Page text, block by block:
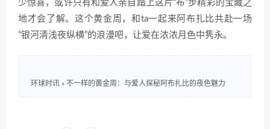
少惊喜，或许只有和爱人亲自踏上这片“布”步精彩的宝藏之
地才会了解。这个黄金周，和ta一起来阿布扎比共赴一场
“银河清浅夜纵横”的浪漫吧，让爱在浓浓月色中隽永。
环球时讯 » 不一样的黄金周：与爱人探秘阿布扎比的夜色魅力